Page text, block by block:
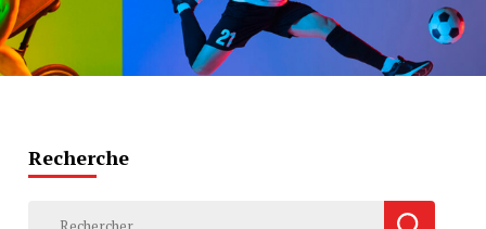
Recherche
Rechercher :